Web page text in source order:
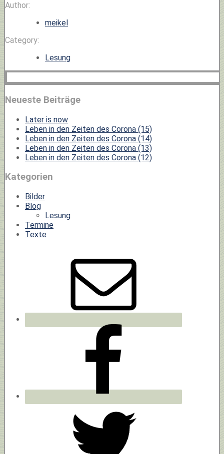
Author:
meikel
Category:
Lesung
Neueste Beiträge
Later is now
Leben in den Zeiten des Corona (15)
Leben in den Zeiten des Corona (14)
Leben in den Zeiten des Corona (13)
Leben in den Zeiten des Corona (12)
Kategorien
Bilder
Blog
Lesung
Termine
Texte